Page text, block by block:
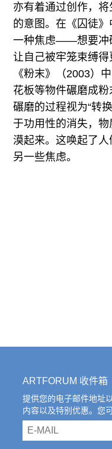
亦有着通过创作，
的意图。在《囚徒
一种焦虑——想要冲
让自己被牢笼束缚
《粉末》（2003）中
花板等物件碾磨成
碾磨的过程视为“转
于功用性的消失，
漠起来。这唤起了
另一些焦虑。
ARTFORUM 收件箱
提供您的电子邮件地址
内容以及特别优惠。您
email